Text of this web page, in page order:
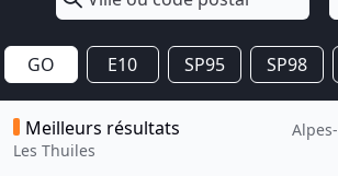
GO E10 SP95 SP98
Meilleurs résultats
Les Thuiles